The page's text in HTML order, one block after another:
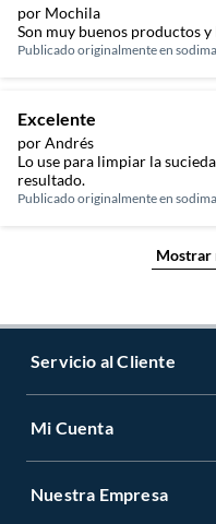
por Mochila
Son muy buenos productos
Publicado originalmente en
Excelente
por Andrés
Lo use para limpiar la
resultado.
Publicado originalmente en
Mostrar
Servicio al Cliente
Contáctanos
Mi Cuenta
Registrate
Nuestra Empresa